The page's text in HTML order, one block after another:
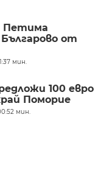
Петима
Българово от
мин.
100 евро
Поморие
мин.